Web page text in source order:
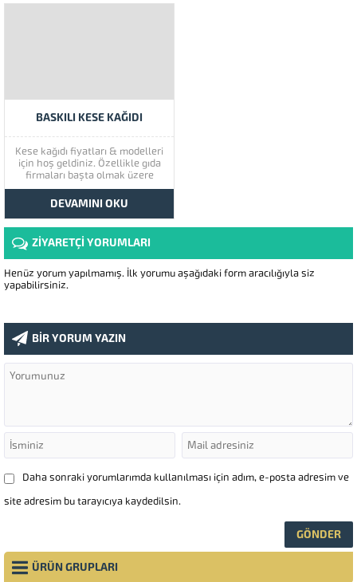
BASKILI KESE KAĞIDI
Kese kağıdı fiyatları & modelleri
için hoş geldiniz. Özellikle gıda
firmaları başta olmak üzere
birçok sektörde kullanılan
körüklü ve firmaya özel logo
baskılı kese kağıt ürünlerimiz ile
sizler de firmanıza kurumsallık
katabilirsiniz. İsteğe bağlı olarak
üç tarafı ya da iki...
DEVAMINI OKU
ZİYARETÇİ YORUMLARI
Henüz yorum yapılmamış. İlk yorumu aşağıdaki form aracılığıyla siz
yapabilirsiniz.
BİR YORUM YAZIN
Daha sonraki yorumlarımda kullanılması için adım, e-posta adresim ve
site adresim bu tarayıcıya kaydedilsin.
ÜRÜN GRUPLARI